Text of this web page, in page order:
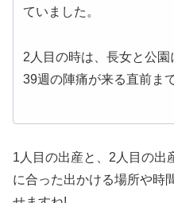
ていました。
2人目の時は、長女と公園
39週の陣痛が来る直前ま
1人目の出産と、2人目の出
に合った出かける場所や時